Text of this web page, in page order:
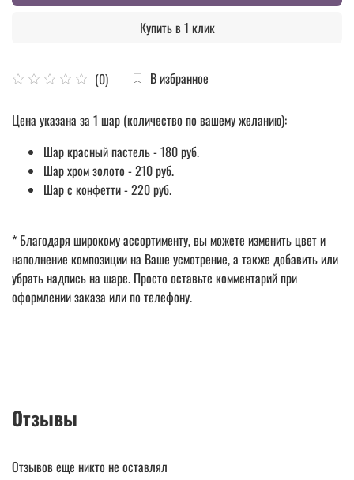
(0) В избранное
Купить в 1 клик
Цена указана за 1 шар (количество по вашему желанию):
Шар красный пастель - 180 руб.
Шар хром золото - 210 руб.
Шар с конфетти - 220 руб.
* Благодаря широкому ассортименту, вы можете изменить цвет и
наполнение композиции на Ваше усмотрение, а также добавить или
убрать надпись на шаре. Просто оставьте комментарий при
оформлении заказа или по телефону.
Отзывы
Отзывов еще никто не оставлял